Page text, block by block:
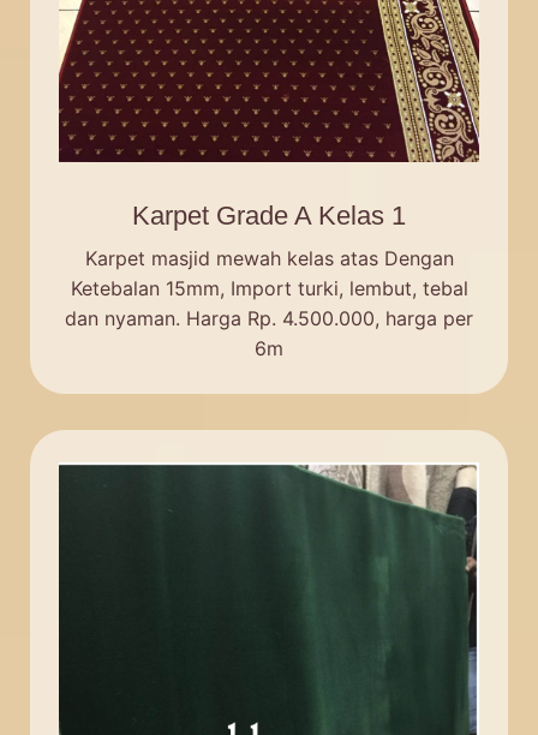
Karpet Grade A Kelas 1
Karpet masjid mewah kelas atas Dengan
Ketebalan 15mm, Import turki, lembut, tebal
dan nyaman. Harga Rp. 4.500.000, harga per
6m